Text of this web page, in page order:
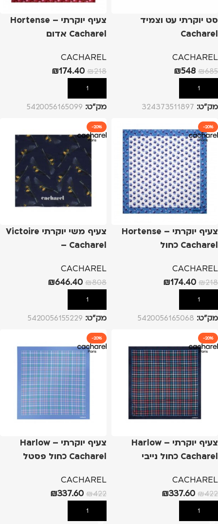
סט יוקרתי עט וצמיד
Cacharel
CACHAREL
₪685
₪548
הוספה לסל
מק”ט: 324373511897
צעיף יוקרתי Hortense –
Cacharel אדום
CACHAREL
₪218
₪174.40
הוספה לסל
מק”ט: 5420056165099
-20%
צעיף יוקרתי Hortense –
Cacharel כחול
CACHAREL
₪218
₪174.40
הוספה לסל
מק”ט: 5420056165068
-20%
צעיף משי יוקרתי Victoire
– Cacharel
CACHAREL
₪808
₪646.40
הוספה לסל
מק”ט: 5420056155229
-20%
צעיף יוקרתי Harlow –
Cacharel כחול נייבי
CACHAREL
₪422
₪337.60
הוספה לסל
-20%
צעיף יוקרתי Harlow –
Cacharel כחול פסטל
CACHAREL
₪422
₪337.60
הוספה לסל